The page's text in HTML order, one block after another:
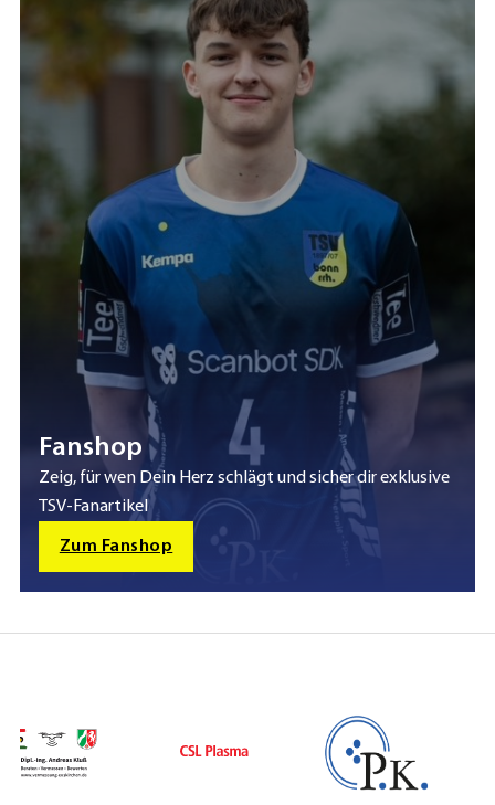
Fanshop
Zeig, für wen Dein Herz schlägt und sicher dir exklusive
TSV-Fanartikel
Zum Fanshop